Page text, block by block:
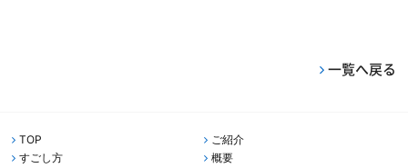
一覧へ戻る
TOP
ご紹介
すごし方
概要